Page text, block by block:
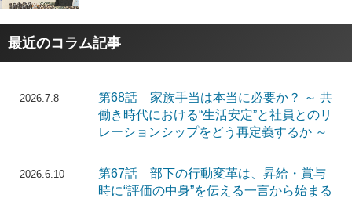
定の要諦をはじめ、時代変化に対応した最新実務もご
紹介します。 コロナ時代の「賃金決定の方向性」をつ
かむヒントとしてお役立てください。
最近のコラム記事
2026.7.8
第68話 家族手当は本当に必要か？ ～ 共
働き時代における“生活安定”と社員とのリ
レーションシップをどう再定義するか ～
2026.6.10
第67話 部下の行動変革は、昇給・賞与
時に“評価の中身”を伝える一言から始まる